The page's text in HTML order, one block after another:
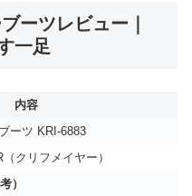
ーツレビュー｜
一足
内容
ーツ KRI-6883
クリフメイヤー）
）